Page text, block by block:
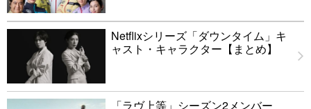
Netflixシリーズ「ダウンタイム」キ
ャスト・キャラクター【まとめ】
「ラヴ上等」シーズン2メンバー